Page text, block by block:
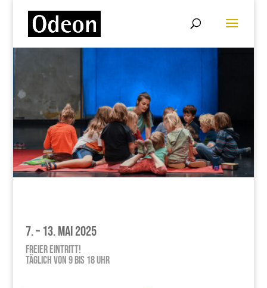
7. – 13. Mai 2025
Freier Eintritt!
Täglich von 9 bis 18 Uhr